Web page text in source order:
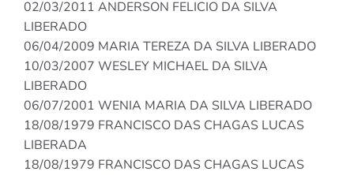
02/03/2011 ANDERSON FELICIO DA SILVA
LIBERADO
06/04/2009 MARIA TEREZA DA SILVA LIBERADO
10/03/2007 WESLEY MICHAEL DA SILVA
LIBERADO
06/07/2001 WENIA MARIA DA SILVA LIBERADO
18/08/1979 FRANCISCO DAS CHAGAS LUCAS
LIBERADA
18/08/1979 FRANCISCO DAS CHAGAS LUCAS